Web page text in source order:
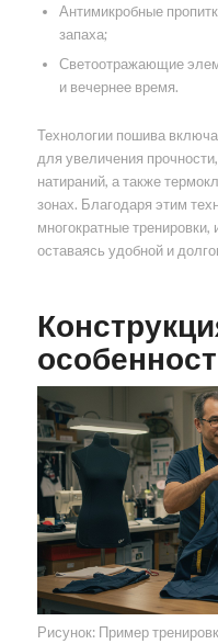
Антимикробные
запаха;
Светоотражающие
и вечернее время.
Технологии пошива
для увеличения
натираний, а также
зонах. Благодаря этим
многократные
оставаясь удобной и
Рисунок: Пример